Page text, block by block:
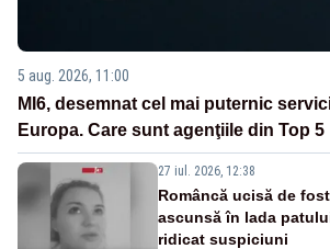
5 aug. 2026, 11:00
MI6, desemnat cel mai puternic
Europa. Care sunt agenţiile din Top 5
27 iul. 2026, 12:38
Româncă ucisă de
ascunsă în lada
ridicat suspiciuni